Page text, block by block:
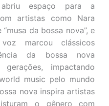
espaço para a
artistas como Nara
da bossa nova”, e
marcou clássicos
da bossa nova
impactando
music pelo mundo
nova inspira artistas
o gênero com